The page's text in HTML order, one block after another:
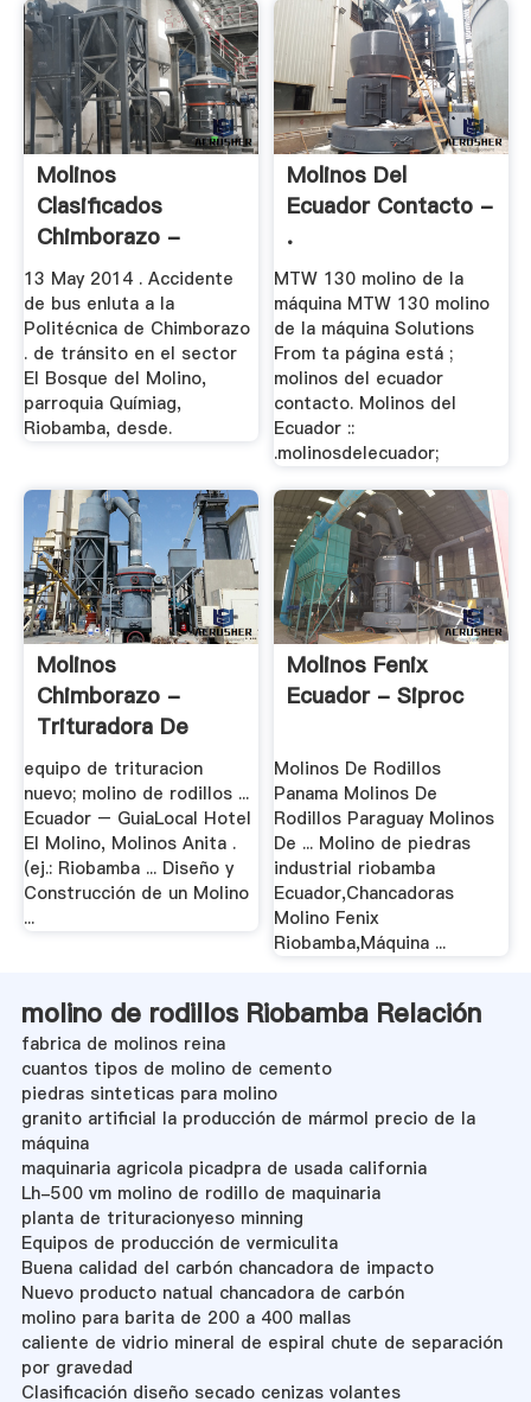
Molinos
Clasificados
Chimborazo -
Water-Ionizer
13 May 2014 . Accidente
de bus enluta a la
Politécnica de Chimborazo
. de tránsito en el sector
El Bosque del Molino,
parroquia Químiag,
Riobamba, desde.
Molinos Del
Ecuador Contacto -
.
MTW 130 molino de la
máquina MTW 130 molino
de la máquina Solutions
From ta página está ;
molinos del ecuador
contacto. Molinos del
Ecuador ::
.molinosdelecuador;
Molinos
Chimborazo -
Trituradora De
Cono
equipo de trituracion
nuevo; molino de rodillos ...
Ecuador – GuiaLocal Hotel
El Molino, Molinos Anita .
(ej.: Riobamba ... Diseño y
Construcción de un Molino
...
Molinos Fenix
Ecuador - Siproc
Molinos De Rodillos
Panama Molinos De
Rodillos Paraguay Molinos
De ... Molino de piedras
industrial riobamba
Ecuador,Chancadoras
Molino Fenix
Riobamba,Máquina ...
molino de rodillos Riobamba Relación
fabrica de molinos reina
cuantos tipos de molino de cemento
piedras sinteticas para molino
granito artificial la producción de mármol precio de la
máquina
maquinaria agricola picadpra de usada california
Lh-500 vm molino de rodillo de maquinaria
planta de trituracionyeso minning
Equipos de producción de vermiculita
Buena calidad del carbón chancadora de impacto
Nuevo producto natual chancadora de carbón
molino para barita de 200 a 400 mallas
caliente de vidrio mineral de espiral chute de separación
por gravedad
Clasificación diseño secado cenizas volantes